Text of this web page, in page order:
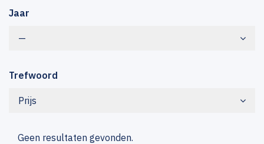
Jaar
—
Trefwoord
Prijs
Geen resultaten gevonden.